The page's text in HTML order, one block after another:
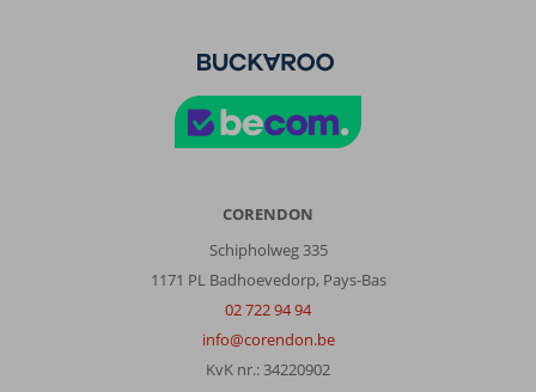
CORENDON
Schipholweg 335
1171 PL Badhoevedorp, Pays-Bas
02 722 94 94
info@corendon.be
KvK nr.: 34220902